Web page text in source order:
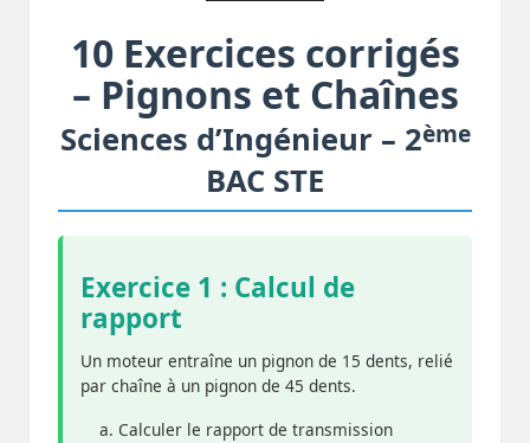
10 Exercices corrigés
– Pignons et Chaînes
Sciences d’Ingénieur – 2ème
BAC STE
Exercice 1 : Calcul de
rapport
Un moteur entraîne un pignon de 15 dents, relié
par chaîne à un pignon de 45 dents.
Calculer le rapport de transmission